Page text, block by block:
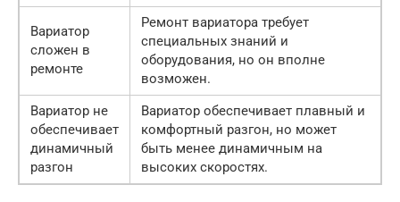
Вариатор
сложен в
ремонте
Ремонт вариатора требует
специальных знаний и
оборудования, но он вполне
возможен.
Вариатор не
обеспечивает
динамичный
разгон
Вариатор обеспечивает плавный и
комфортный разгон, но может
быть менее динамичным на
высоких скоростях.